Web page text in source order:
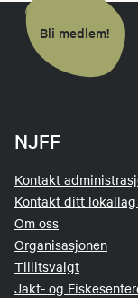
Bli medlem!
NJFF
Kontakt
Kontakt ditt
Om oss
Organisasjonen
Tillitsvalgt
Jakt- og